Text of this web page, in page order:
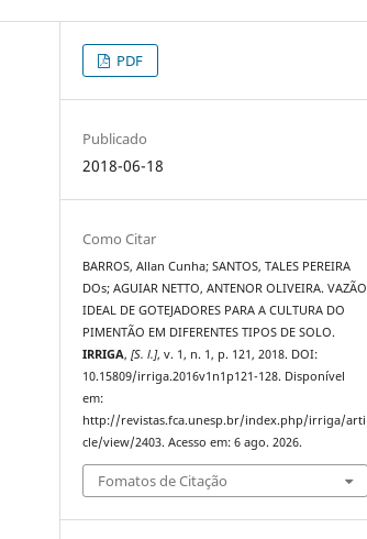
PDF
Publicado
2018-06-18
Como Citar
BARROS, Allan Cunha; SANTOS, TALES PEREIRA
DOs; AGUIAR NETTO, ANTENOR OLIVEIRA. VAZÃO
IDEAL DE GOTEJADORES PARA A CULTURA DO
PIMENTÃO EM DIFERENTES TIPOS DE SOLO.
IRRIGA,[S. l.], v. 1, n. 1, p. 121, 2018. DOI:
10.15809/irriga.2016v1n1p121-128. Disponível
em:
http://revistas.fca.unesp.br/index.php/irriga/arti
cle/view/2403. Acesso em: 6 ago. 2026.
Fomatos de Citação